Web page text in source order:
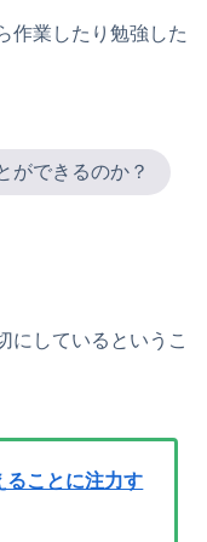
作業したり勉強した
ができるのか？
にしているというこ
ることに注力す